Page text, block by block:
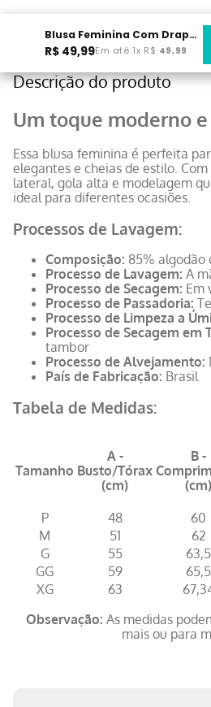
Blusa Feminina Com Drapeado Off White
R$ 49,99Em até 1x R$ 49,99
Descrição do produto
Um toque moderno
Essa blusa feminina é perfeita
elegantes e cheias de estilo.
lateral, gola alta e modelagem
ideal para diferentes ocasiões.
Processos de Lavagem:
Composição: 85% algodão
Processo de Lavagem: A
Processo de Secagem: Em
Processo de Passadoria:
Processo de Limpeza a
Processo de Secagem em
tambor
Processo de Alvejamento:
País de Fabricação: Brasil
Tabela de Medidas:
Tamanho
A -
Busto/Tórax
(cm)
B -
(cm)
P 48 60
M
51 62
G
55 63,5
GG
59 65,5
XG
63
Observação: As medidas
mais ou para